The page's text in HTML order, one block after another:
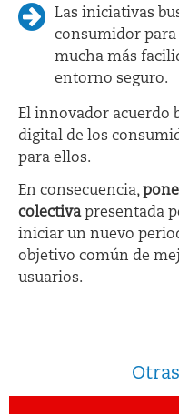
Las iniciativas
consumidor para
mucha más
entorno seguro.
El innovador acuerdo
digital de los
para ellos.
En consecuencia,
colectivapresentada
iniciar un nuevo
objetivo común de
usuarios.